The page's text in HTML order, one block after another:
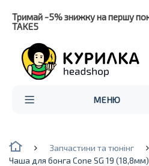
Тримай -5% знижку на першу
TAKE5
МЕНЮ
Запчастини та тюнінг
Чаша для бонга Cone SG 19 (18,8мм)